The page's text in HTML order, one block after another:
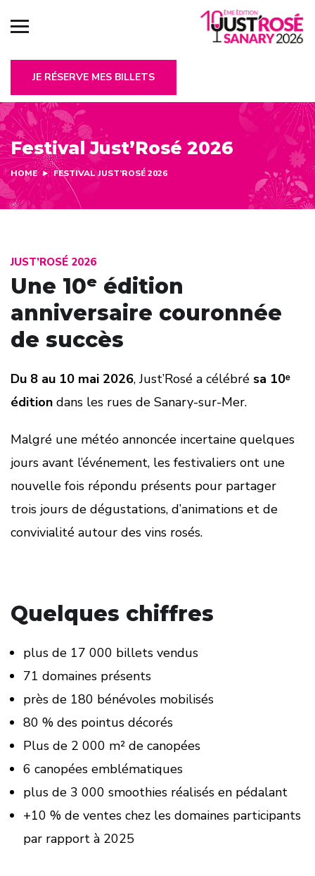
JE RÉSERVE MES BILLETS
Festival Just’Rosé 2026
HOME FESTIVAL JUST’ROSÉ 2026
JUST’ROSÉ 2026
Une 10ᵉ édition
anniversaire couronnée
de succès
Du 8 au 10 mai 2026, Just’Rosé a célébré sa 10ᵉ
édition dans les rues de Sanary-sur-Mer.
Malgré une météo annoncée incertaine quelques
jours avant l’événement, les festivaliers ont une
nouvelle fois répondu présents pour partager
trois jours de dégustations, d’animations et de
convivialité autour des vins rosés.
Quelques chiffres
plus de 17 000 billets vendus
71 domaines présents
près de 180 bénévoles mobilisés
80 % des pointus décorés
Plus de 2 000 m² de canopées
6 canopées emblématiques
plus de 3 000 smoothies réalisés en pédalant
+10 % de ventes chez les domaines participants
par rapport à 2025